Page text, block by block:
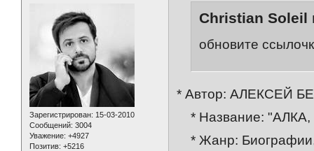
Зарегистрирован: 15-03-2010
Сообщений: 3004
Уважение: +4927
Позитив: +5216
Christian Soleil
обновите
* Автор: АЛЕКСЕЙ
* Название:
* Жанр: